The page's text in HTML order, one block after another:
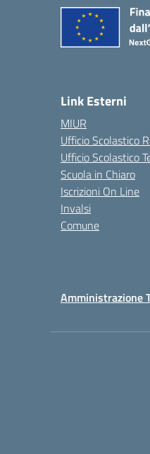
Link Esterni
MIUR
Ufficio Scolastico
Ufficio Scolastico
Scuola in Chiaro
Iscrizioni On Line
Invalsi
Comune
Amministrazione